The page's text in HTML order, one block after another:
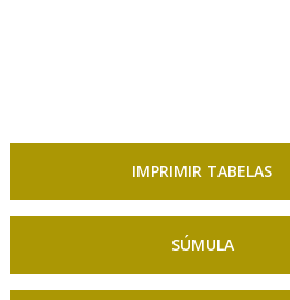
IMPRIMIR TABELAS
SÚMULA